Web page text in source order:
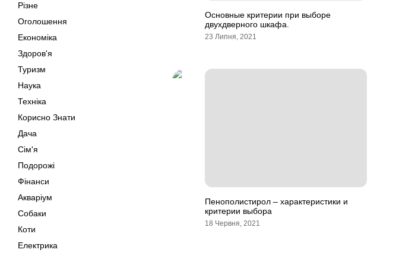
Різне
Оголошення
Економіка
Здоров'я
Туризм
Наука
Техніка
Корисно Знати
Дача
Сім'я
Подорожі
Фінанси
Акваріум
Собаки
Коти
Електрика
Основные критерии при выборе
двухдверного шкафа.
23 Липня, 2021
Пенополистирол – характеристики и
критерии выбора
18 Червня, 2021